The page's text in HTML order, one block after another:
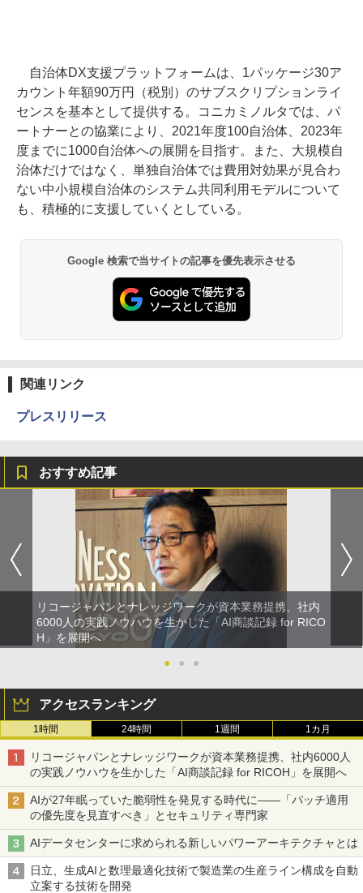
自治体DX支援プラットフォームは、1パッケージ30ア
カウント年額90万円（税別）のサブスクリプションライ
センスを基本として提供する。コニカミノルタでは、パ
ートナーとの協業により、2021年度100自治体、2023年
度までに1000自治体への展開を目指す。また、大規模自
治体だけではなく、単独自治体では費用対効果が見合わ
ない中小規模自治体のシステム共同利用モデルについて
も、積極的に支援していくとしている。
Google 検索で当サイトの記事を優先表示させる
関連リンク
プレスリリース
おすすめ記事
リコージャパンとナレッジワークが資本業務提携、社内
6000人の実践ノウハウを生かした「AI商談記録 for RICO
H」を展開へ
●
● ●
アクセスランキング
1時間 24時間 1週間 1カ月
リコージャパンとナレッジワークが資本業務提携、社内6000人
の実践ノウハウを生かした「AI商談記録 for RICOH」を展開へ
AIが27年眠っていた脆弱性を発見する時代に――「パッチ適用
の優先度を見直すべき」とセキュリティ専門家
AIデータセンターに求められる新しいパワーアーキテクチャとは
日立、生成AIと数理最適化技術で製造業の生産ライン構成を自動
立案する技術を開発